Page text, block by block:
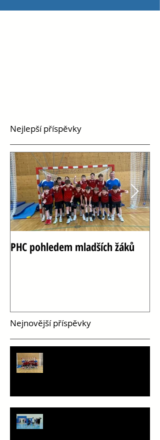
Nejlepší příspěvky
PHC pohledem mladších žáků
Nejnovější příspěvky